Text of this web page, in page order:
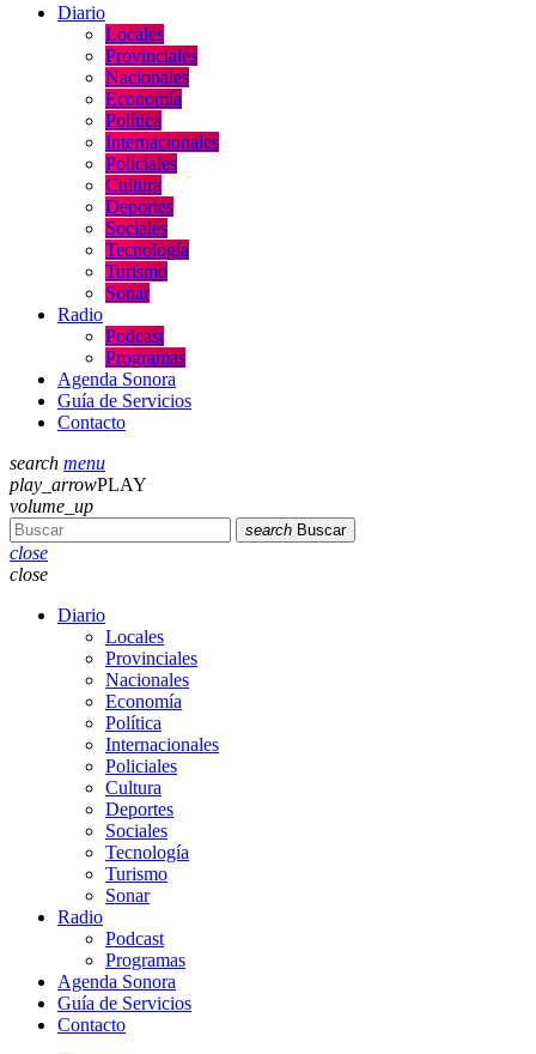
Diario
Locales
Provinciales
Nacionales
Economía
Política
Internacionales
Policiales
Cultura
Deportes
Sociales
Tecnología
Turismo
Sonar
Radio
Podcast
Programas
Agenda Sonora
Guía de Servicios
Contacto
search menu
play_arrowPLAY
volume_up
search Buscar
close
close
Diario
Locales
Provinciales
Nacionales
Economía
Política
Internacionales
Policiales
Cultura
Deportes
Sociales
Tecnología
Turismo
Sonar
Radio
Podcast
Programas
Agenda Sonora
Guía de Servicios
Contacto